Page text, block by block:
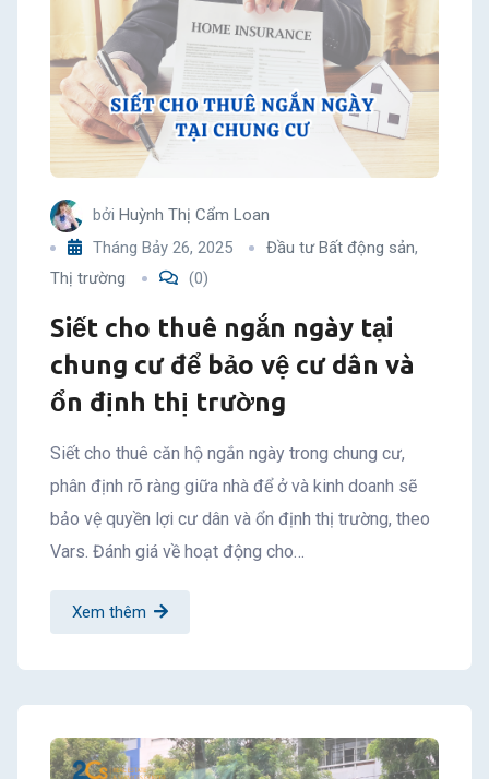
bởi Huỳnh Thị Cẩm Loan
Tháng Bảy 26, 2025
Đầu tư Bất động sản,
Thị trường
(0)
Siết cho thuê ngắn ngày tại
chung cư để bảo vệ cư dân và
ổn định thị trường
Siết cho thuê căn hộ ngắn ngày trong chung cư,
phân định rõ ràng giữa nhà để ở và kinh doanh sẽ
bảo vệ quyền lợi cư dân và ổn định thị trường, theo
Vars. Đánh giá về hoạt động cho…
Xem thêm